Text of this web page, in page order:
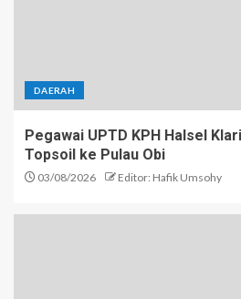
DAERAH
Pegawai UPTD KPH Halsel
Topsoil ke Pulau Obi
03/08/2026 Editor: Hafik Umsohy